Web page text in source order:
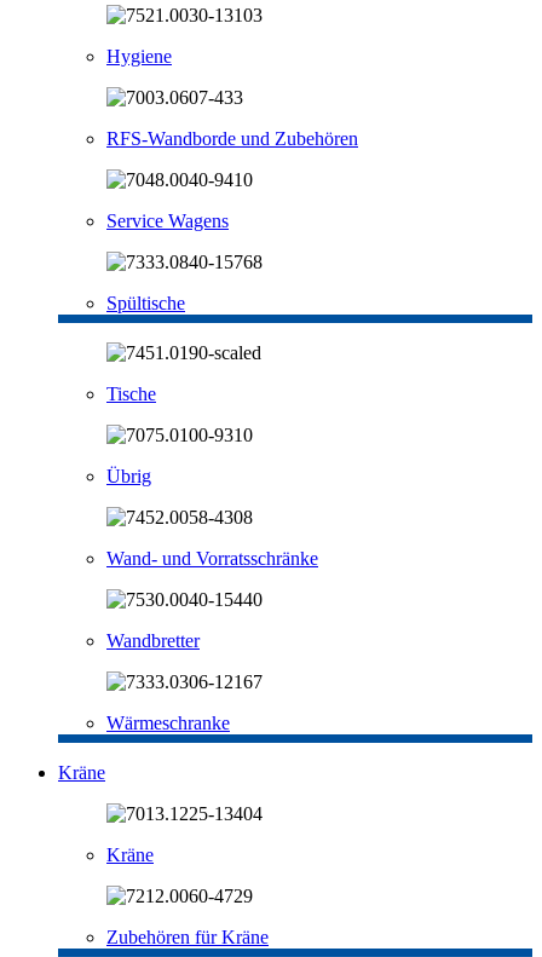
Hygiene
RFS-Wandborde und Zubehören
Service Wagens
Spültische
Tische
Übrig
Wand- und Vorratsschränke
Wandbretter
Wärmeschranke
Kräne
Kräne
Zubehören für Kräne